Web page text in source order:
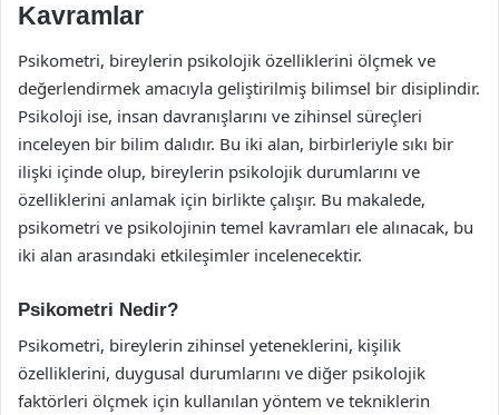
Kavramlar
Psikometri, bireylerin psikolojik özelliklerini ölçmek ve
değerlendirmek amacıyla geliştirilmiş bilimsel bir disiplindir.
Psikoloji ise, insan davranışlarını ve zihinsel süreçleri
inceleyen bir bilim dalıdır. Bu iki alan, birbirleriyle sıkı bir
ilişki içinde olup, bireylerin psikolojik durumlarını ve
özelliklerini anlamak için birlikte çalışır. Bu makalede,
psikometri ve psikolojinin temel kavramları ele alınacak, bu
iki alan arasındaki etkileşimler incelenecektir.
Psikometri Nedir?
Psikometri, bireylerin zihinsel yeteneklerini, kişilik
özelliklerini, duygusal durumlarını ve diğer psikolojik
faktörleri ölçmek için kullanılan yöntem ve tekniklerin